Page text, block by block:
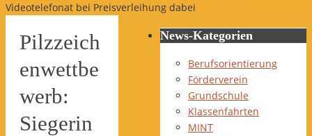
Videotelefonat bei Preisverleihung dabei
Pilzzeich
enwettbe
werb:
Siegerin
News-Kategorien
Berufsorientierung
Förderverein
Grundschule
Klassenfahrten
MINT